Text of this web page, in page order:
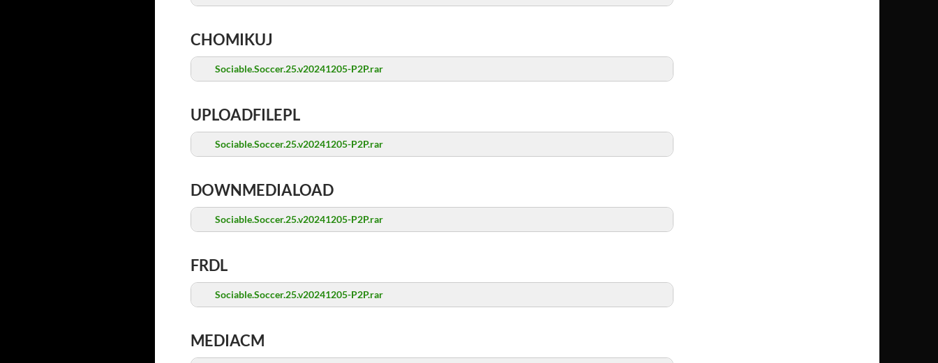
CHOMIKUJ
Sociable.Soccer.25.v20241205-P2P.rar
UPLOADFILEPL
Sociable.Soccer.25.v20241205-P2P.rar
DOWNMEDIALOAD
Sociable.Soccer.25.v20241205-P2P.rar
FRDL
Sociable.Soccer.25.v20241205-P2P.rar
MEDIACM